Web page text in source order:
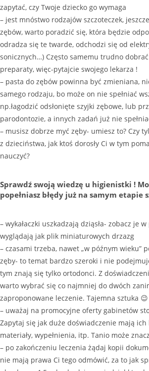
zapytać, czy Twoje dziecko go wymaga
– jest mnóstwo rodzajów szczoteczek,
zębów, warto poradzić się, która będzie
odradza się te twarde, odchodzi się od
sonicznych…) Często samemu trudno
preparaty, więc-pytajcie swojego lekarza !
– pasta do zębów powinna być zmieniana,
samego rodzaju, bo może on nie spełniać
np.łagodzić odsłonięte szyjki zębowe, lub
parodontozie, a innych zadań już nie
– musisz dobrze myć zęby- umiesz to? Czy
z dzieciństwa, jak ktoś dorosły Ci w tym
nauczyć?
Sprawdź swoją wiedzę u higienistki !
popełniasz błędy już na samym etapie
– wykałaczki uszkadzają dziąsła- zobacz je
wyglądają jak plik miniaturowych drzazg
– czasami trzeba, nawet „w późnym wieku”
zęby- to temat bardzo szeroki i nie
tym znają się tylko ortodonci. Z
warto wybrać się co najmniej do dwóch
zaproponowane leczenie. Tajemna sztuka 😉
– uważaj na promocyjne oferty gabinetów
Zapytaj się jak duże doświadczenie mają ich
materiały, wypełnienia, itp. Tanio może
– po zakończeniu leczenia żądaj kopii
nie mają prawa Ci tego odmówić, za to jak